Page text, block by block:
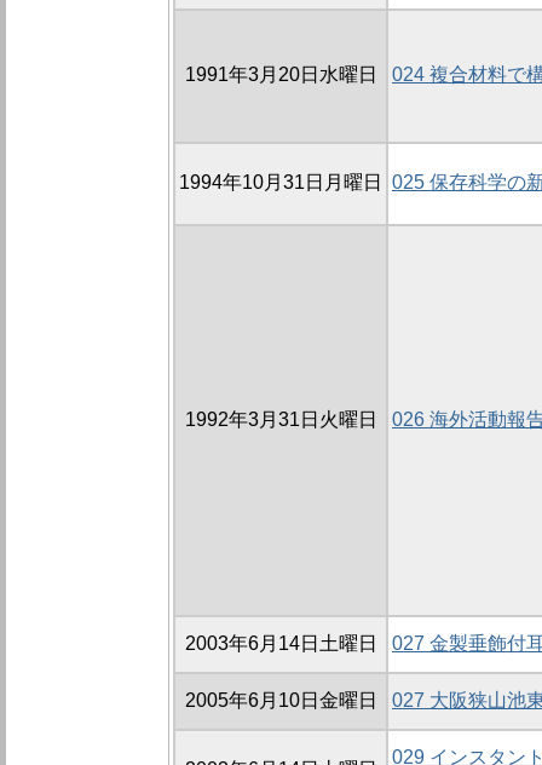
1991年3月20日水曜日 024 複合材料で
1994年10月31日月曜日 025 保存科学の
1992年3月31日火曜日 026 海外活動報
2003年6月14日土曜日 027 金製垂飾付
2005年6月10日金曜日 027 大阪狭山池
029 インスタン